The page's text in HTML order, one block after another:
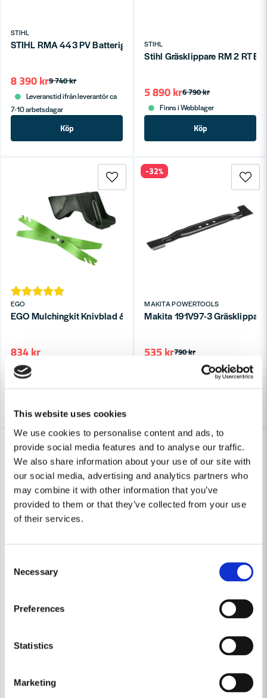
This website uses cookies
We use cookies to personalise content and ads, to
provide social media features and to analyse our traffic.
We also share information about your use of our site with
our social media, advertising and analytics partners who
may combine it with other information that you’ve
provided to them or that they’ve collected from your use
of their services.
Selection
Necessary
Preferences
Statistics
Marketing
STIHL
STIHL RMA 443 PV Batterigräsklippare med Vario-hjuldrift
9 740 kr
8 390 kr
Leveranstid ifrån leverantör ca
7-10 arbetsdagar
Köp
STIHL
Stihl Gräsklippare RM 2 RT
6 790 kr
5 890 kr
Finns i Webblager
Köp
EGO
EGO Mulchingkit Knivblad & Plugg
834 kr
Leveranstid ifrån leverantör ca
3-7 arbetsdagar
MAKITA POWERTOOLS
Makita 191V97-3
790 kr
535 kr
Leveranstid ifrån leverantör ca
-32%
-32% -15%